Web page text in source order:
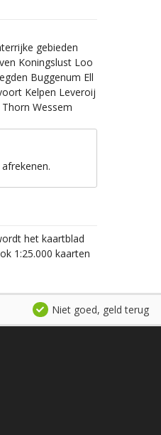
gebieden
Koningslust Loo
Buggenum Ell
Kelpen Leveroij
Wessem
het kaartblad
1:25.000 kaarten
Niet goed, geld terug